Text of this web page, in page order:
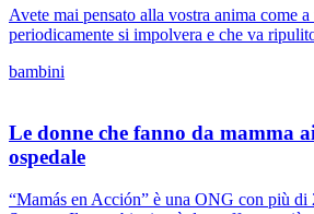
Avete mai pensato alla vostra anima come
periodicamente si impolvera e che va
bambini
Le donne che fanno da mamma
ospedale
“Mamás en Acción” è una ONG con più